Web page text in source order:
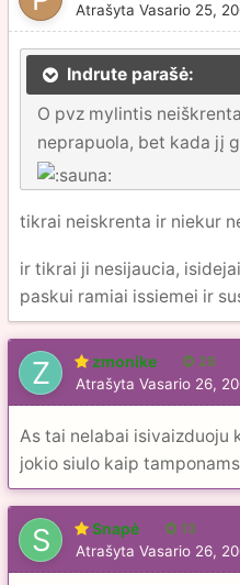
Atrašyta Vasario 25,
Indrute parašė:
O pvz mylintis
neprapuola, bet kada jį
tikrai neiskrenta ir niekur
ir tikrai ji nesijaucia,
paskui ramiai issiemei ir
zmonike 28
Atrašyta Vasario 26,
As tai nelabai isivaizduoju
jokio siulo kaip
Snapė 13
Atrašyta Vasario 26,